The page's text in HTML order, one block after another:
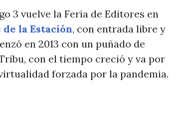
3 vuelve la Feria de Editores en
de la Estación, con entrada libre y
en 2013 con un puñado de
con el tiempo creció y va por
forzada por la pandemia.